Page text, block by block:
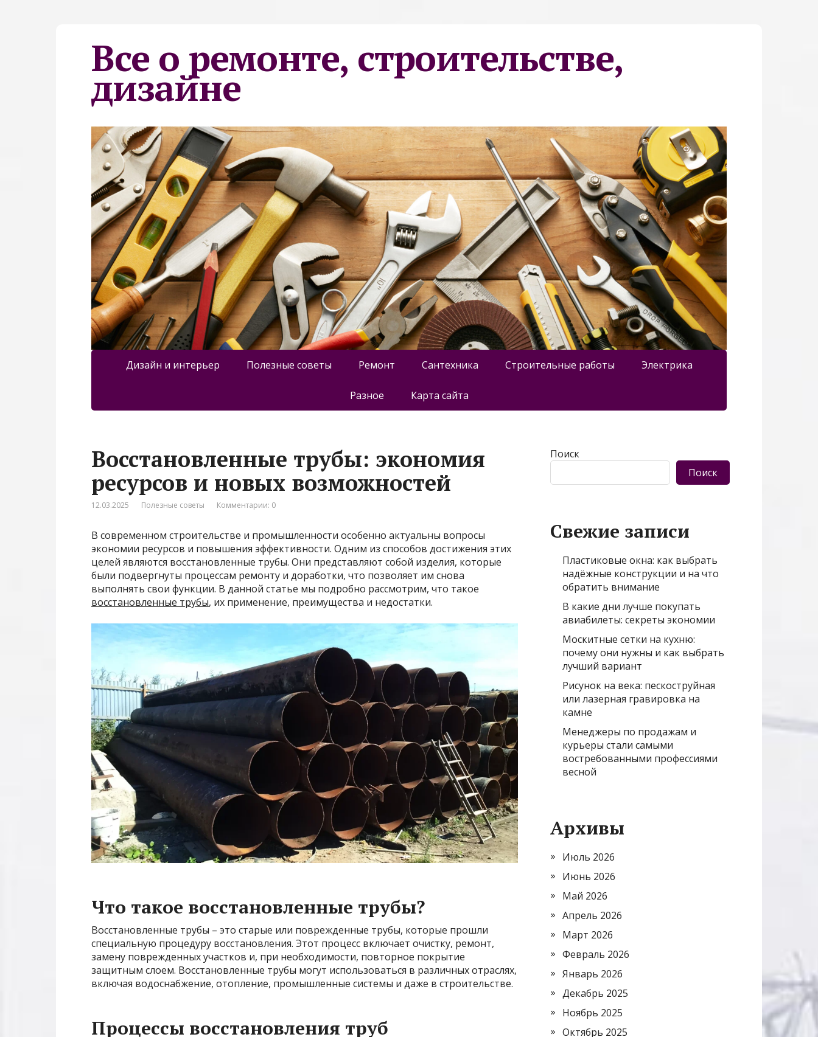
Все о ремонте, строительстве,
дизайне
Дизайн и интерьер Полезные советы Ремонт Сантехника Строительные работы Электрика
Разное Карта сайта
Восстановленные трубы: экономия
ресурсов и новых возможностей
12.03.2025 Полезные советы Комментарии: 0
В современном строительстве и промышленности особенно актуальны вопросы
экономии ресурсов и повышения эффективности. Одним из способов достижения этих
целей являются восстановленные трубы. Они представляют собой изделия, которые
были подвергнуты процессам ремонту и доработки, что позволяет им снова
выполнять свои функции. В данной статье мы подробно рассмотрим, что такое
восстановленные трубы, их применение, преимущества и недостатки.
Что такое восстановленные трубы?
Восстановленные трубы – это старые или поврежденные трубы, которые прошли
специальную процедуру восстановления. Этот процесс включает очистку, ремонт,
замену поврежденных участков и, при необходимости, повторное покрытие
защитным слоем. Восстановленные трубы могут использоваться в различных отраслях,
включая водоснабжение, отопление, промышленные системы и даже в строительстве.
Процессы восстановления труб
Поиск
Поиск
Свежие записи
Пластиковые окна: как выбрать
надёжные конструкции и на что
обратить внимание
В какие дни лучше покупать
авиабилеты: секреты экономии
Москитные сетки на кухню:
почему они нужны и как выбрать
лучший вариант
Рисунок на века: пескоструйная
или лазерная гравировка на
камне
Менеджеры по продажам и
курьеры стали самыми
востребованными профессиями
весной
Архивы
Июль 2026
Июнь 2026
Май 2026
Апрель 2026
Март 2026
Февраль 2026
Январь 2026
Декабрь 2025
Ноябрь 2025
Октябрь 2025